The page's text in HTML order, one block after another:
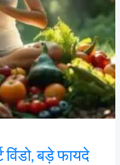
विंडो, बड़े फायदे